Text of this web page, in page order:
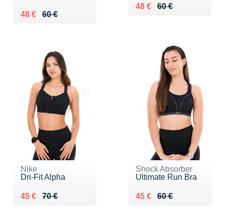
60 €
Au lieu de 60 €
48 €
Vendu 48 €
60 €
Au lieu de 60 €
48 €
Vendu 48 €
Nike
Dri-Fit Alpha
70 €
Au lieu de 70 €
45 €
Vendu 45 €
Shock Absorber
Ultimate Run Bra
60 €
Au lieu de 60 €
45 €
Vendu 45 €